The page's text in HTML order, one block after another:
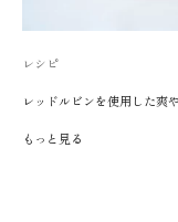
レシピ
レッドルビンを使用した爽
もっと見る